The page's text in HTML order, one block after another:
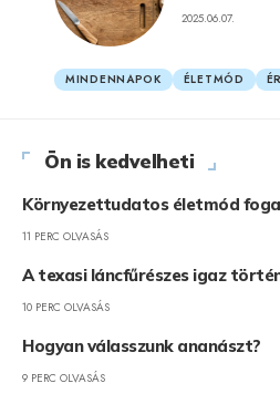
2025.06.07.
MINDENNAPOK ÉLETMÓD
Ön is kedvelheti
Környezettudatos életmód
11 PERC OLVASÁS
A texasi láncfűrészes igaz
10 PERC OLVASÁS
Hogyan válasszunk ananászt?
9 PERC OLVASÁS